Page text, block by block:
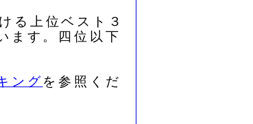
る上位ベスト３
ます。四位以下
ングを参照くだ